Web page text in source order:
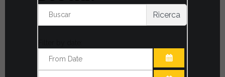
Ricerca